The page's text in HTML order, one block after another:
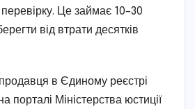
Це займає 10–30
від втрати десятків
в Єдиному реєстрі
порталі Міністерства юстиції